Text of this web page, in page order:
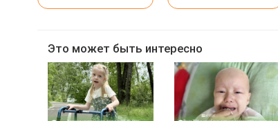
Это может быть интересно